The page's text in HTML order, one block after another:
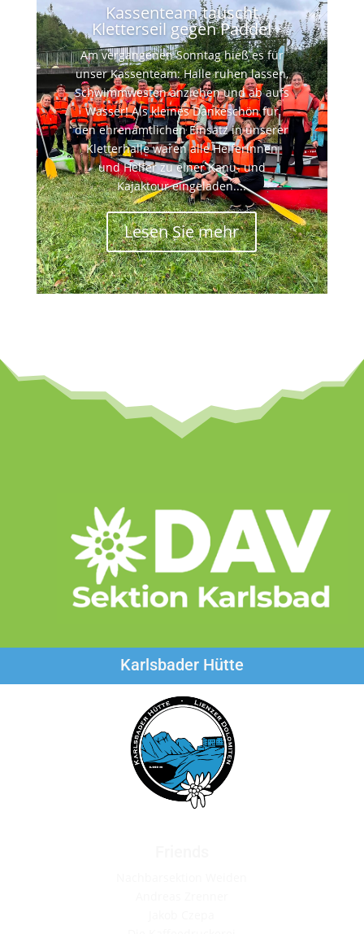
Kassenteam tauscht
Kletterseil gegen Paddel
Am vergangenen Sonntag hieß es für
unser Kassenteam: Halle ruhen lassen,
Schwimmwesten anziehen und ab aufs
Wasser! Als kleines Dankeschön für
den ehrenamtlichen Einsatz in unserer
Kletterhalle waren alle Helferinnen
und Helfer zu einer Kanu- und
Kajaktour eingeladen....
Lesen Sie mehr
Karlsbader Hütte